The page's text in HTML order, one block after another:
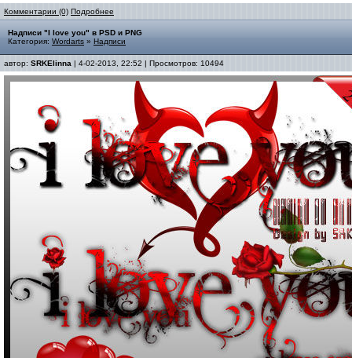
Комментарии (0) Подробнее
Надписи "I love you" в PSD и PNG
Категория: Wordarts » Надписи
автор: SRKElinna | 4-02-2013, 22:52 | Просмотров: 10494